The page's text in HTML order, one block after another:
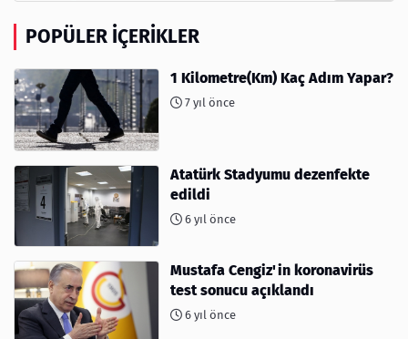
POPÜLER İÇERIKLER
1 Kilometre(Km) Kaç Adım Yapar?
7 yıl önce
Atatürk Stadyumu dezenfekte
edildi
6 yıl önce
Mustafa Cengiz'in koronavirüs
test sonucu açıklandı
6 yıl önce